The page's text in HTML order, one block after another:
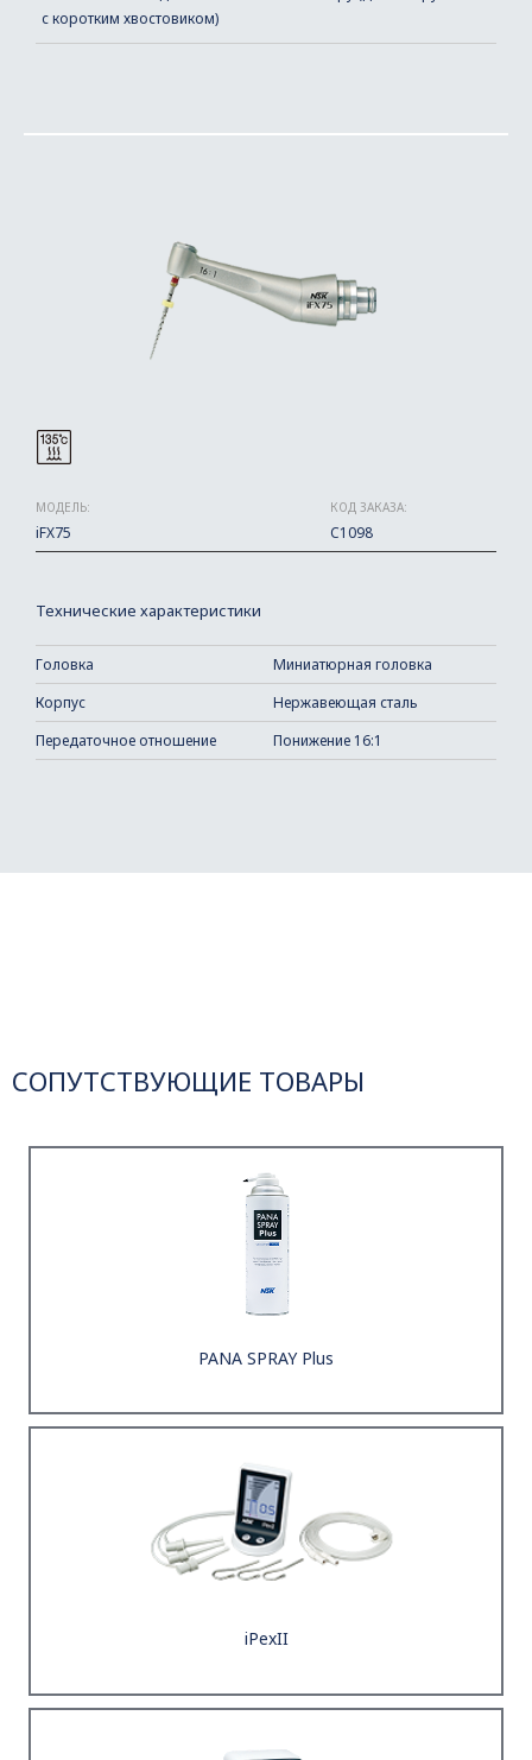
с коротким хвостовиком)
МОДЕЛЬ:
iFX75
КОД ЗАКАЗА:
C1098
Технические характеристики
Головка
Миниатюрная головка
Корпус
Нержавеющая сталь
Передаточное отношение
Понижение 16:1
СОПУТСТВУЮЩИЕ ТОВАРЫ
PANA SPRAY Plus
iPexII